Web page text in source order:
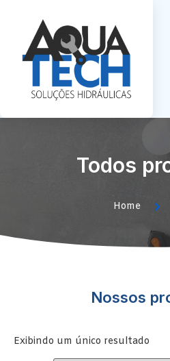
Todos
Home
Nossos
Exibindo um único resultado